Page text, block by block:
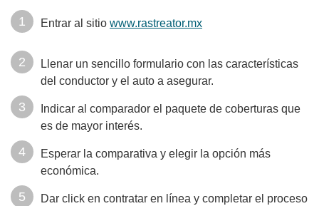
Entrar al sitio www.rastreator.mx
Llenar un sencillo formulario con las características
del conductor y el auto a asegurar.
Indicar al comparador el paquete de coberturas que
es de mayor interés.
Esperar la comparativa y elegir la opción más
económica.
Dar click en contratar en línea y completar el proceso